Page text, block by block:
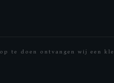
te doen ontvangen wij een